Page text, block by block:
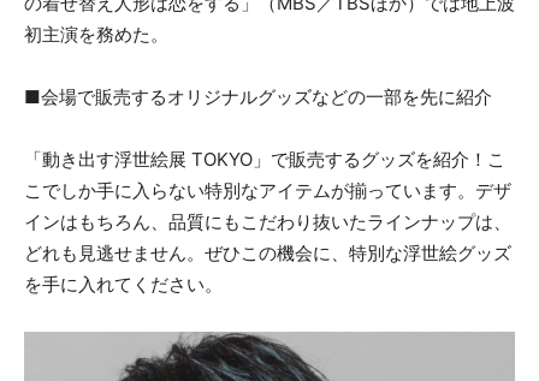
初主演を務めた。
■会場で販売するオリジナルグッズなどの一部を先に紹介
「動き出す浮世絵展 TOKYO」で販売するグッズを紹介！こ
こでしか手に入らない特別なアイテムが揃っています。デザ
インはもちろん、品質にもこだわり抜いたラインナップは、
どれも見逃せません。ぜひこの機会に、特別な浮世絵グッズ
を手に入れてください。